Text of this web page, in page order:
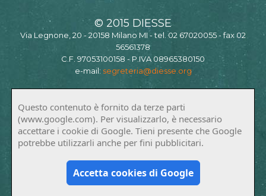
© 2015 DIESSE
Via Legnone, 20 - 20158 Milano MI - tel. 02 67020055 - fax 02
56561378
C.F. 97053100158 - P.IVA 08965380150
e-mail: segreteria@diesse.org
Questo contenuto è fornito da terze parti
(www.google.com). Per visualizzarlo, è necessario
accettare i cookie di Google. Tieni presente che Google
potrebbe utilizzarli anche per fini pubblicitari.
Accetta cookies di Google